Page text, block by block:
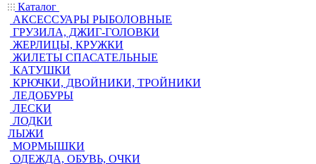
Каталог
АКСЕССУАРЫ РЫБОЛОВНЫЕ
ГРУЗИЛА, ДЖИГ-ГОЛОВКИ
ЖЕРЛИЦЫ, КРУЖКИ
ЖИЛЕТЫ СПАСАТЕЛЬНЫЕ
КАТУШКИ
КРЮЧКИ, ДВОЙНИКИ, ТРОЙНИКИ
ЛЕДОБУРЫ
ЛЕСКИ
ЛОДКИ
ЛЫЖИ
МОРМЫШКИ
ОДЕЖДА, ОБУВЬ, ОЧКИ